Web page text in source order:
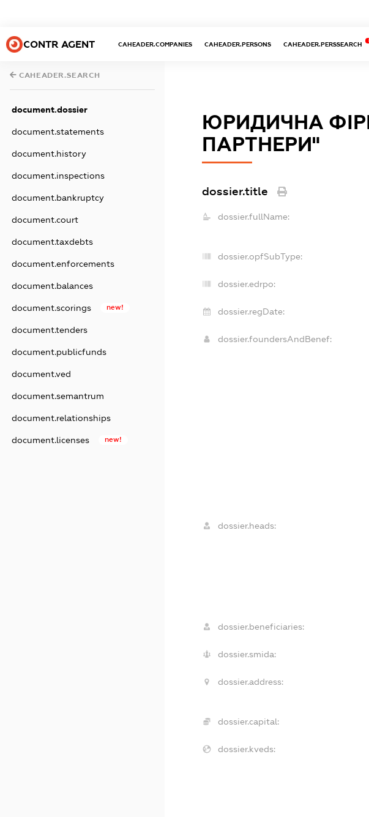
CONTR AGENT CAHEADER.COMPANIES CAHEADER.PERSONS CAHEADER.PERSSEARCH
CAHEADER.SEARCH
document.dossier
document.statements
document.history
document.inspections
document.bankruptcy
document.court
document.taxdebts
document.enforcements
document.balances
document.scorings new!
document.tenders
document.publicfunds
document.ved
document.semantrum
document.relationships
document.licenses new!
ЮРИДИЧНА
ПАРТНЕРИ"
dossier.title
dossier.fullName:
dossier.opfSubType:
dossier.edrpo:
dossier.regDate:
dossier.foundersAndBenef:
dossier.heads:
dossier.beneficiaries:
dossier.smida:
dossier.address:
dossier.capital:
dossier.kveds: